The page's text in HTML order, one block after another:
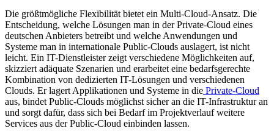
Die größtmögliche Flexibilität bietet ein Multi-Cloud-Ansatz. Die
Entscheidung, welche Lösungen man in der Private-Cloud eines
deutschen Anbieters betreibt und welche Anwendungen und
Systeme man in internationale Public-Clouds auslagert, ist nicht
leicht. Ein IT-Dienstleister zeigt verschiedene Möglichkeiten auf,
skizziert adäquate Szenarien und erarbeitet eine bedarfsgerechte
Kombination von dedizierten IT-Lösungen und verschiedenen
Clouds. Er lagert Applikationen und Systeme in die Private-Cloud
aus, bindet Public-Clouds möglichst sicher an die IT-Infrastruktur an
und sorgt dafür, dass sich bei Bedarf im Projektverlauf weitere
Services aus der Public-Cloud einbinden lassen.